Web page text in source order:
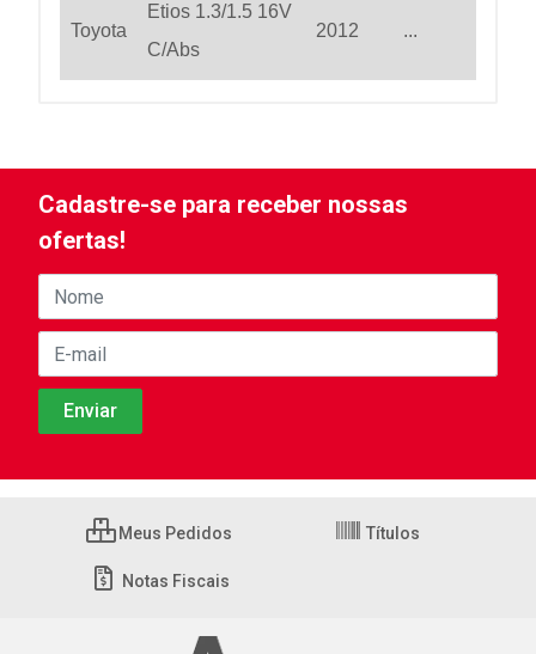
Toyota
Etios 1.3/1.5 16V
C/Abs
2012 ...
Cadastre-se para receber nossas
ofertas!
Meus Pedidos Títulos
Notas Fiscais